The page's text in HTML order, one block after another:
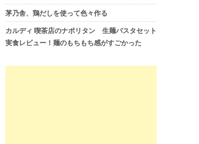
茅乃舎、鶏だしを使って色々作る
カルディ 喫茶店のナポリタン 生麺パスタセット
実食レビュー！麺のもちもち感がすごかった